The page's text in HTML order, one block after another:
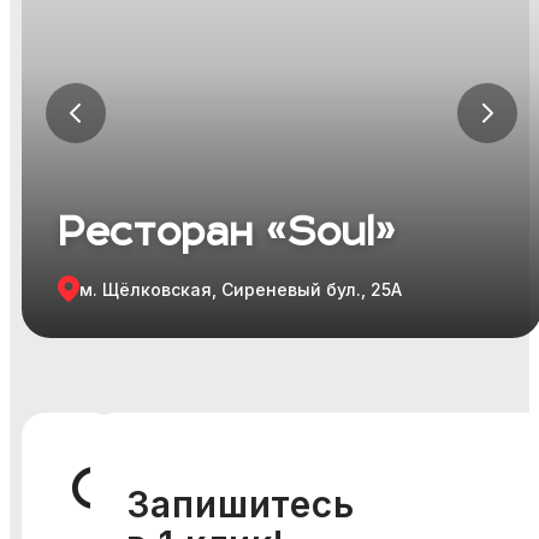
Ресторан «Soul»
м. Щёлковская, Сиреневый бул., 25А
О
Запишитесь
участия в мероприятиях
Я ознакомился и согласен с
конфиденциальности